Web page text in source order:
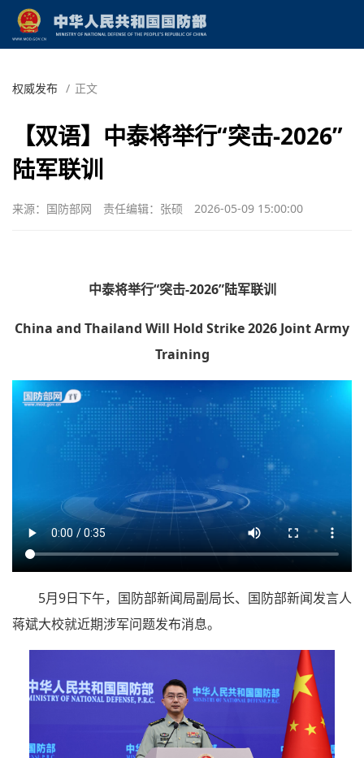
权威发布 / 正文
【双语】中泰将举行“突击-2026”
陆军联训
来源：国防部网 责任编辑：张硕 2026-05-09 15:00:00
中泰将举行“突击-2026”陆军联训
China and Thailand Will Hold Strike 2026 Joint Army
Training
5月9日下午，国防部新闻局副局长、国防部新闻发言人
蒋斌大校就近期涉军问题发布消息。